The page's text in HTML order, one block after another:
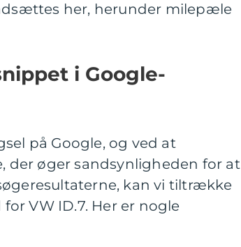
her, herunder milepæle
i Google-
på Google, og ved at
der øger sandsynligheden for at
kan vi tiltrække
VW ID.7. Her er nogle